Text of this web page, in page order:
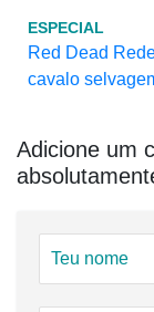
ESPECIAL
Red Dead
cavalo
Adicione um